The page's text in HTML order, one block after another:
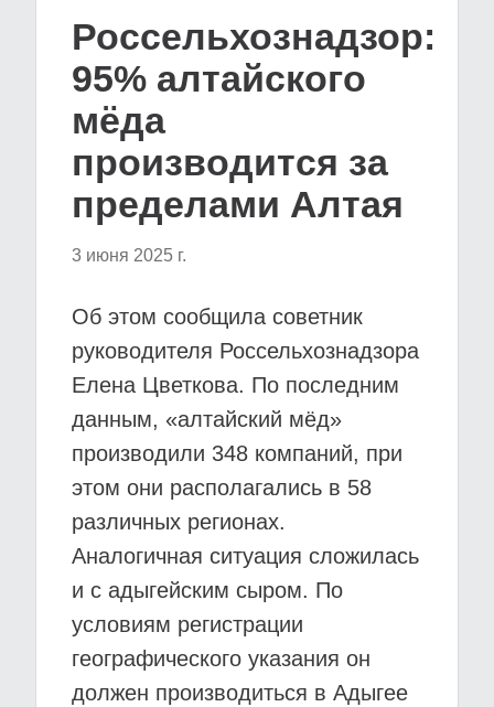
Россельхознадзор:
95% алтайского
мёда
производится за
пределами Алтая
3 июня 2025 г.
Об этом сообщила советник
руководителя Россельхознадзора
Елена Цветкова. По последним
данным, «алтайский мёд»
производили 348 компаний, при
этом они располагались в 58
различных регионах.
Аналогичная ситуация сложилась
и с адыгейским сыром. По
условиям регистрации
географического указания он
должен производиться в Адыгее